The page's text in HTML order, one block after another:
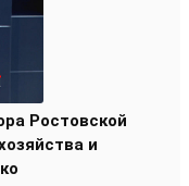
Ростовской
и